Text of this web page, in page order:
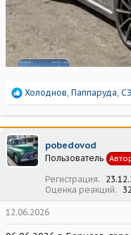
Р
а
к
ц
и
и
Холоднов Паппаруда
pobedovod
Пользователь
Регистрация
Оценка реакций
12.06.2026